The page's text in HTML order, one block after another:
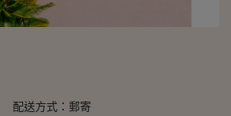
配送方式：郵寄